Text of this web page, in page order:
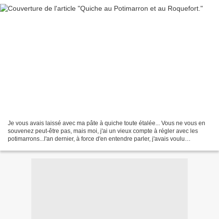
Je vous avais laissé avec ma pâte à quiche toute étalée... Vous ne vous en
souvenez peut-être pas, mais moi, j'ai un vieux compte à régler avec les
potimarrons...l'an dernier, à force d'en entendre parler, j'avais voulu